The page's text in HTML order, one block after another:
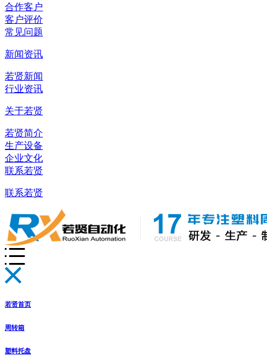
合作客户
客户评价
常见问题
新闻资讯
若贤新闻
行业资讯
关于若贤
若贤简介
生产设备
企业文化
联系若贤
联系若贤
若贤首页
周转箱
塑料托盘